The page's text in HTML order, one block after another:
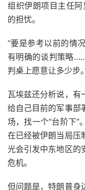
组织伊朗项目主任
的担忧。
“要是参考以前的情
有明确的谈判策略
判桌上愿意让多少步
瓦埃兹还分析说，有
给自己目前的军事部
场，找一个“台阶下”
在已经被伊朗当局压
光会引发中东地区的
危机。
但问题是，特朗普身